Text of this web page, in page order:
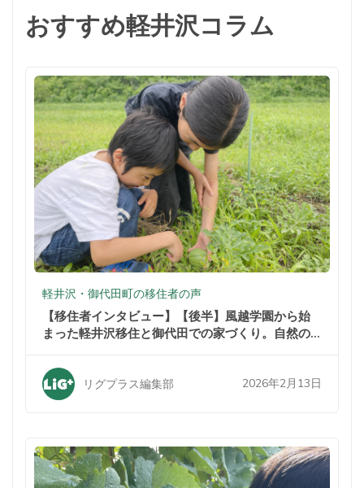
おすすめ軽井沢コラム
軽井沢・御代田町の移住者の声
【移住者インタビュー】【後半】風越学園から始
まった軽井沢移住と御代田での家づくり。自然の
リグプラス編集部 2026年2月13日